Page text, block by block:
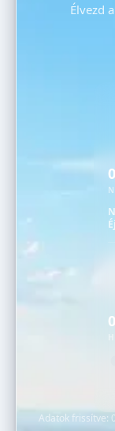
Élvezd
Adatok frissítve: